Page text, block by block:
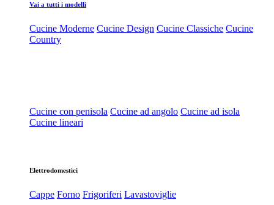
Vai a tutti i modelli
Cucine Moderne Cucine Design Cucine Classiche Cucine
Country
Cucine con penisola Cucine ad angolo Cucine ad isola
Cucine lineari
Elettrodomestici
Cappe Forno Frigoriferi Lavastoviglie